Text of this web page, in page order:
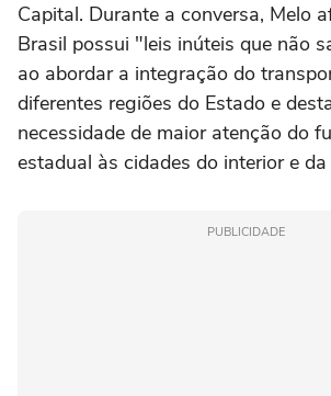
Capital. Durante a conversa, Melo
Brasil possui "leis inúteis que não
ao abordar a integração do
diferentes regiões do Estado e
necessidade de maior atenção do
estadual às cidades do interior e
PUBLICIDADE